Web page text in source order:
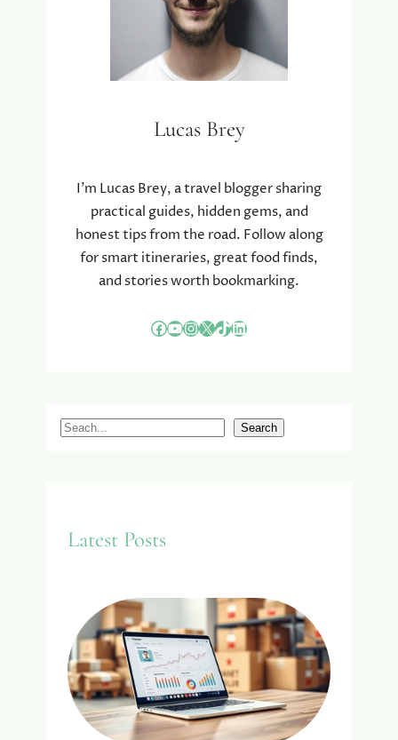
Lucas Brey
I’m Lucas Brey, a travel blogger sharing
practical guides, hidden gems, and
honest tips from the road. Follow along
for smart itineraries, great food finds,
and stories worth bookmarking.
Facebook YouTube InstagramX TikTok LinkedIn
S
Search
Latest Posts